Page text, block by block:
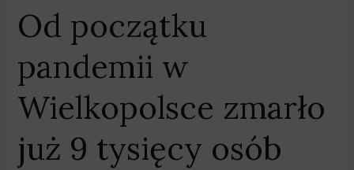
Od początku
pandemii w
Wielkopolsce zmarło
już 9 tysięcy osób